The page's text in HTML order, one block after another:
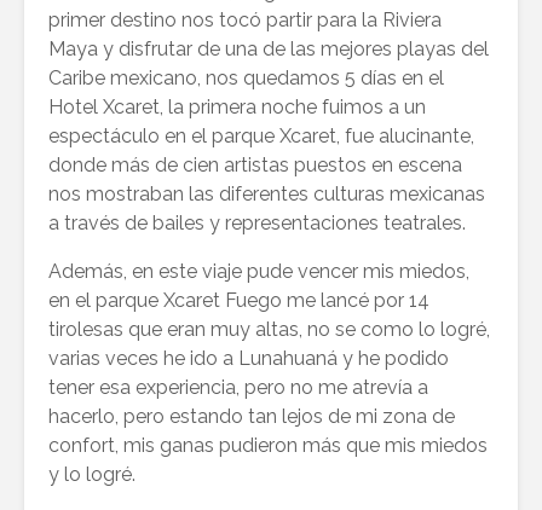
primer destino nos tocó partir para la Riviera
Maya y disfrutar de una de las mejores playas del
Caribe mexicano, nos quedamos 5 días en el
Hotel Xcaret, la primera noche fuimos a un
espectáculo en el parque Xcaret, fue alucinante,
donde más de cien artistas puestos en escena
nos mostraban las diferentes culturas mexicanas
a través de bailes y representaciones teatrales.
Además, en este viaje pude vencer mis miedos,
en el parque Xcaret Fuego me lancé por 14
tirolesas que eran muy altas, no se como lo logré,
varias veces he ido a Lunahuaná y he podido
tener esa experiencia, pero no me atrevía a
hacerlo, pero estando tan lejos de mi zona de
confort, mis ganas pudieron más que mis miedos
y lo logré.